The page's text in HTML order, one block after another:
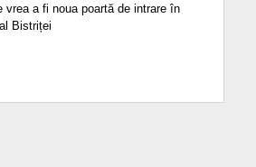
vrea a fi noua poartă de intrare în
Bistriței